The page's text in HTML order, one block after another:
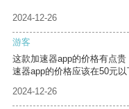
2024-12-26
游客
这款加速器app的价格有点
速器app的价格应该在50元以
2024-12-26